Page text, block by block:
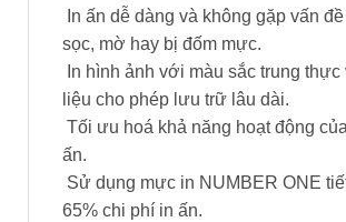
In ấn dễ dàng và không gặp vấn
sọc, mờ hay bị đốm mực.
In hình ảnh với màu sắc trung thực
liệu cho phép lưu trữ lâu dài.
Tối ưu hoá khả năng hoạt động
ấn.
Sử dụng mực in NUMBER ONE
65% chi phí in ấn.